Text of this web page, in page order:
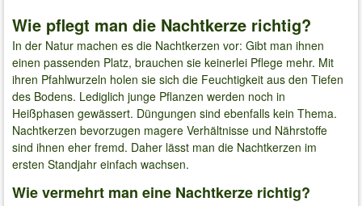
Wie pflegt man die Nachtkerze richtig?
In der Natur machen es die Nachtkerzen vor: Gibt man ihnen
einen passenden Platz, brauchen sie keinerlei Pflege mehr. Mit
ihren Pfahlwurzeln holen sie sich die Feuchtigkeit aus den Tiefen
des Bodens. Lediglich junge Pflanzen werden noch in
Heißphasen gewässert. Düngungen sind ebenfalls kein Thema.
Nachtkerzen bevorzugen magere Verhältnisse und Nährstoffe
sind ihnen eher fremd. Daher lässt man die Nachtkerzen im
ersten Standjahr einfach wachsen.
Wie vermehrt man eine Nachtkerze richtig?